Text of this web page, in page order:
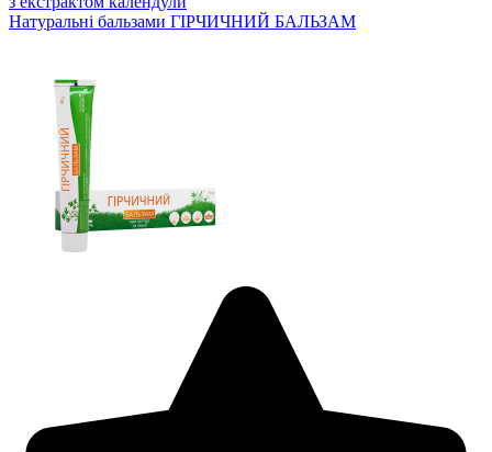
Натуральні бальзами ГІРЧИЧНИЙ БАЛЬЗАМ